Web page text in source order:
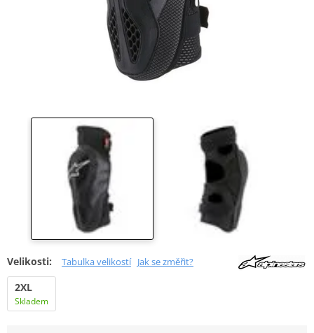
Velikosti: Tabulka velikostí Jak se změřit?
2XL
Skladem